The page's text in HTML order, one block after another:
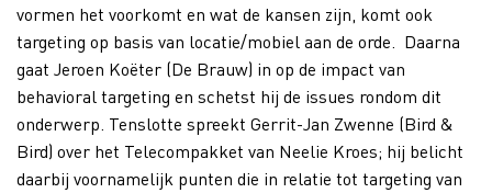
vormen het voorkomt en wat de kansen zijn, komt ook
targeting op basis van locatie/mobiel aan de orde. Daarna
gaat Jeroen Koëter (De Brauw) in op de impact van
behavioral targeting en schetst hij de issues rondom dit
onderwerp. Tenslotte spreekt Gerrit-Jan Zwenne (Bird &
Bird) over het Telecompakket van Neelie Kroes; hij belicht
daarbij voornamelijk punten die in relatie tot targeting van